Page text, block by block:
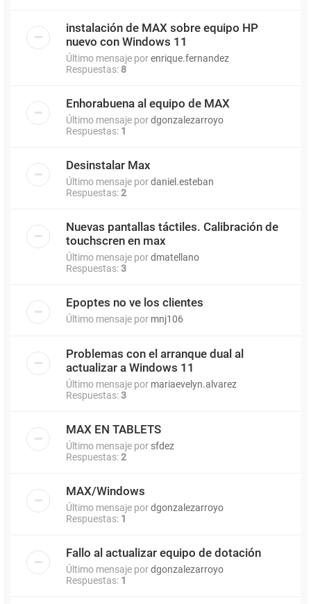
instalación de MAX sobre equipo HP
nuevo con Windows 11
Último mensaje porenrique.fernandez
Respuestas: 8
Enhorabuena al equipo de MAX
Último mensaje pordgonzalezarroyo
Respuestas: 1
Desinstalar Max
Último mensaje pordaniel.esteban
Respuestas:2
Nuevas pantallas táctiles. Calibración de
touchscren en max
Último mensaje pordmatellano
Respuestas:3
Epoptes no ve los clientes
Último mensaje por mnj106
Problemas con el arranque dual al
actualizar a Windows 11
Último mensaje por mariaevelyn.alvarez
Respuestas:3
MAX EN TABLETS
Último mensaje por sfdez
Respuestas:2
MAX/Windows
Último mensaje pordgonzalezarroyo
Respuestas: 1
Fallo al actualizar equipo de dotación
Último mensaje pordgonzalezarroyo
Respuestas: 1